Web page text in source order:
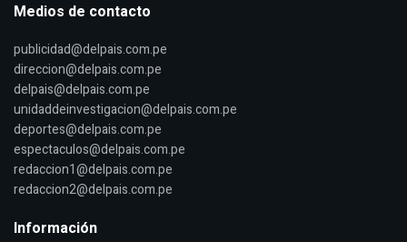
Medios de contacto
publicidad@delpais.com.pe
direccion@delpais.com.pe
delpais@delpais.com.pe
unidaddeinvestigacion@delpais.com.pe
deportes@delpais.com.pe
espectaculos@delpais.com.pe
redaccion1@delpais.com.pe
redaccion2@delpais.com.pe
Información